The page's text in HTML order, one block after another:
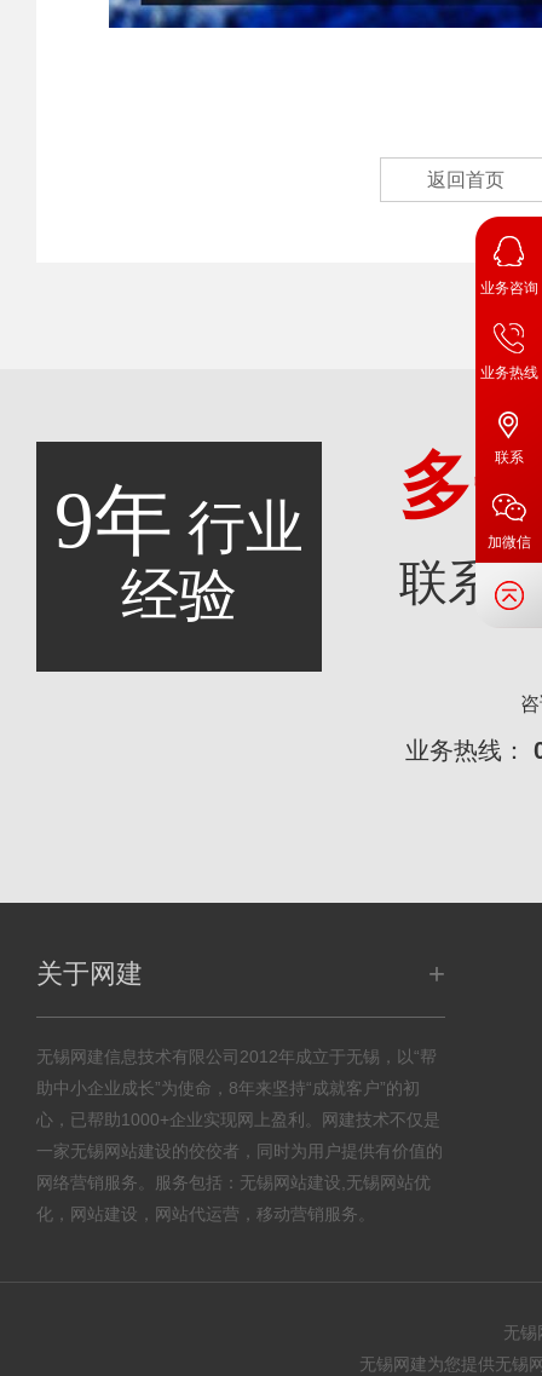
返回首页
9年 行业
经验
多
联系
业务热线：
关于网建 +
无锡网建信息技术有限公司2012年成立于无锡，以“帮
助中小企业成长”为使命，8年来坚持“成就客户”的初
心，已帮助1000+企业实现网上盈利。网建技术不仅是
一家无锡网站建设的佼佼者，同时为用户提供有价值的
网络营销服务。服务包括：无锡网站建设,无锡网站优
化，网站建设，网站代运营，移动营销服务。
无
无锡网建为您提供无锡
业务咨询
业务热线
联系
加微信